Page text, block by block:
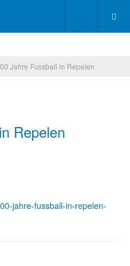
Jahre Fussball in Repelen
Repelen
jahre-fussball-in-repelen-